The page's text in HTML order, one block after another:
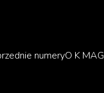
numeryO K MAG